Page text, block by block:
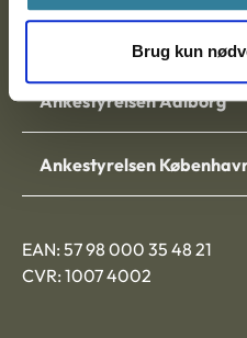
Brug kun
9000 Aalborg
Ankestyrelsen Aalborg
Ankestyrelsen
EAN: 57 98 000 35 48 21
CVR: 1007 4002